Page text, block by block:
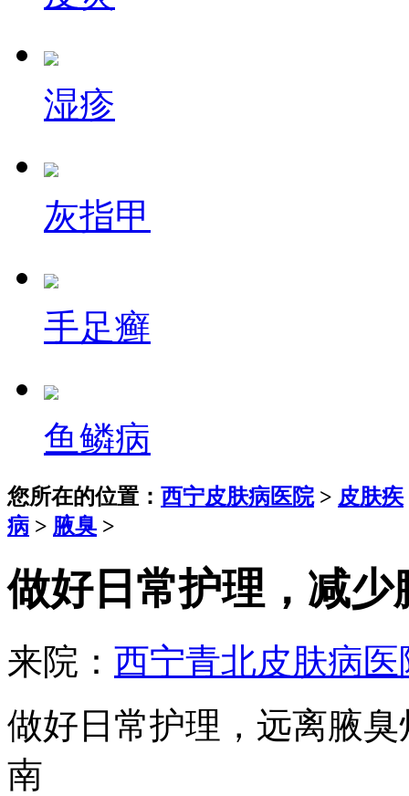
湿疹
灰指甲
手足癣
鱼鳞病
您所在的位置： 西宁皮肤病医院> 皮肤疾
病 > 腋臭 >
做好日常护理，减
来院： 西宁青北皮肤病医
做好日常护理，远离腋
南